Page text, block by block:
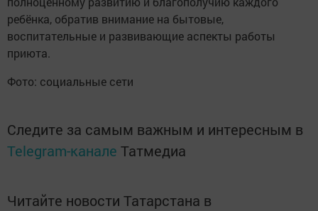
ребёнка, обратив внимание на бытовые,
воспитательные и развивающие аспекты работы
приюта.
Фото: социальные сети
Следите за самым важным и интересным в
Telegram-канале Татмедиа
Читайте новости Татарстана в